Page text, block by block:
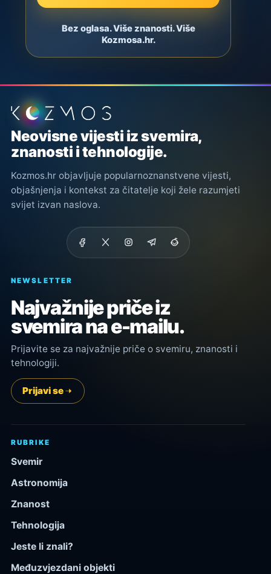
Bez oglasa. Više znanosti. Više
Kozmosa.hr.
Podnožje stranice
Neovisne vijesti iz svemira,
znanosti i tehnologije.
Kozmos.hr objavljuje popularnoznanstvene vijesti,
objašnjenja i kontekst za čitatelje koji žele razumjeti
svijet izvan naslova.
NEWSLETTER
Najvažnije priče iz
svemira na e-mailu.
Prijavite se za najvažnije priče o svemiru, znanosti i
tehnologiji.
Prijavi se
RUBRIKE
Svemir
Astronomija
Znanost
Tehnologija
Jeste li znali?
Međuzvjezdani objekti